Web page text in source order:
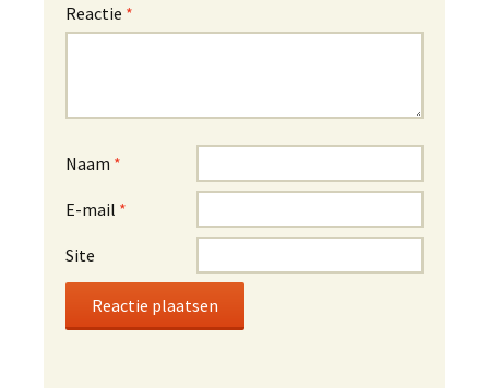
Reactie *
Naam *
E-mail *
Site